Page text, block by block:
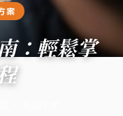
案
：輕鬆掌